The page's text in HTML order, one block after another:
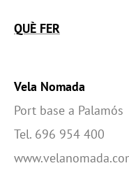
QUÈ FER
Vela Nomada
Port base a Palamós
Tel. 696 954 400